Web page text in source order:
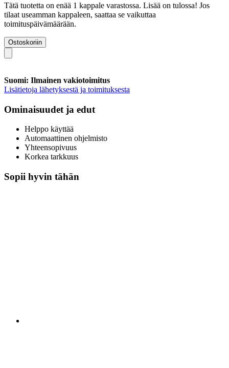
Tätä tuotetta on enää 1 kappale varastossa. Lisää on tulossa! Jos
tilaat useamman kappaleen, saattaa se vaikuttaa
toimituspäivämäärään.
Ostoskoriin
Suomi: Ilmainen vakiotoimitus
Lisätietoja lähetyksestä ja toimituksesta
Ominaisuudet ja edut
Helppo käyttää
Automaattinen ohjelmisto
Yhteensopivuus
Korkea tarkkuus
Sopii hyvin tähän